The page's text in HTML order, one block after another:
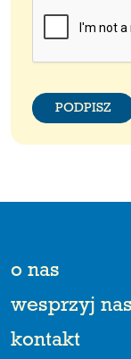
PODPISZ
o nas
wesprzyj nas
kontakt